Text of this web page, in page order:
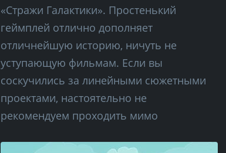
«Стражи Галактики». Простенький
геймплей отлично дополняет
отличнейшую историю, ничуть не
уступающую фильмам. Если вы
соскучились за линейными сюжетными
проектами, настоятельно не
рекомендуем проходить мимо